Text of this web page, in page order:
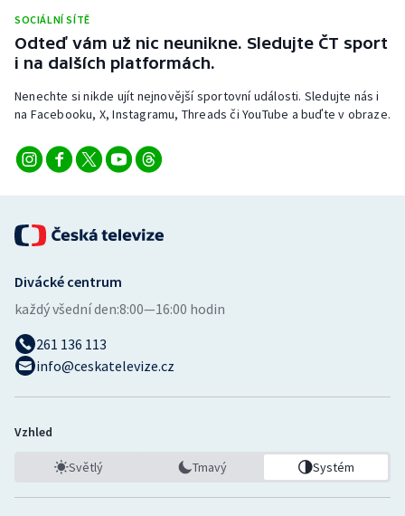
SOCIÁLNÍ SÍTĚ
Odteď vám už nic neunikne. Sledujte ČT sport
i na dalších platformách.
Nenechte si nikde ujít nejnovější sportovní události. Sledujte nás i
na Facebooku, X, Instagramu, Threads či YouTube a buďte v obraze.
Divácké centrum
každý všední den:8:00—16:00 hodin
261 136 113
info@ceskatelevize.cz
Vzhled
Světlý Tmavý Systém